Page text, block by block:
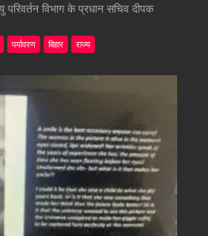
विभाग के प्रधान सचिव दीपक
पर्यावरण बिहार राज्य